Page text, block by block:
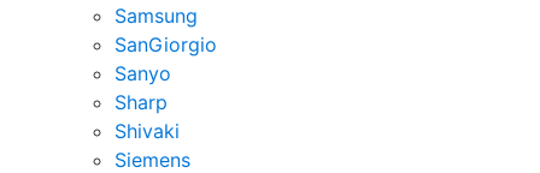
Samsung
SanGiorgio
Sanyo
Sharp
Shivaki
Siemens